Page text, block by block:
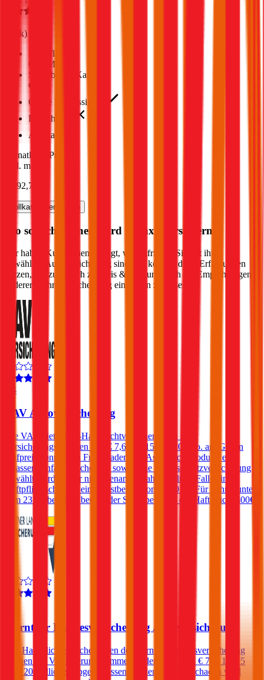
1,8k)
Haftpflicht
€ 35 Mio.
Selbstbehalt Kasko
€ 500
Grobe Fahrlässigkeit
Freischaden
Assistance
Monatliche Prämie
inkl. mVSt.
€ 192,73
Vollkasko berechnen
Wo soll ich meinen Ford Galaxy versichern?
Wir haben Kund:innen befragt, wie zufrieden Sie mit ihrer
gewählten Autoversicherung sind. Sie können diese Erfahrungen
nutzen, um zusätzlich zu Preis & Leistung auch die Empfehlungen
anderer in Ihre Entscheidung einfließen zu lassen:
4,4
VAV Autoversicherung
Die VAV bietet Kfz-Haftpflichtversicherungen zu
Versicherungssummen von € 7,6, 10, 15 und 20 Mio. an. Gegen
Aufpreis können ein Freischaden, ein Assistance-Produkt, eine
Insassen-Unfallversicherung sowie eine Rechtsschutzversicherung
gewählt werden. Für nicht benannte Fahrer fällt im Falle eines
Haftpflichtschadens ein Selbstbehalt von € 250 an. Für Fahrer unter
dem 23. Lebensjahr beträgt der Selbstbehalt in der Haftpflicht 400€.
Kärntner Landesversicherung Autoversicherung
Kfz-Haftpflichtversicherungen der Kärntner Landesversicherung
können mit Versicherungssummen in der Höhe von € 7,6, 10, 15
oder 20 Millionen abgeschlossen werden. Ein Freischaden wird